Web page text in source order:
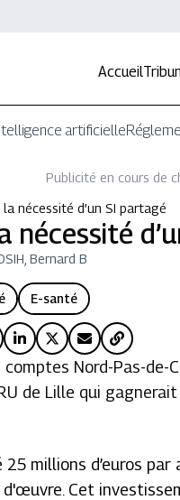
Accueil
artificielle
Publicité en cours de
la nécessité d’un SI partagé
nécessité
Bernard B
E-santé
Nord-Pas-de-
de Lille qui
25 millions d’euros
Cet